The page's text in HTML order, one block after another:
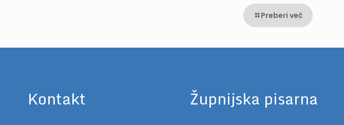
Preberi več
Kontakt Župnijska pisarna